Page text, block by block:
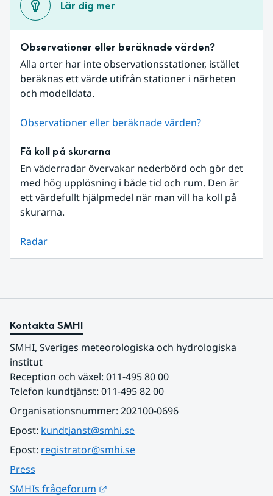
Lär dig mer
Observationer eller beräknade värden?
Alla orter har inte observationsstationer, istället
beräknas ett värde utifrån stationer i närheten
och modelldata.
Observationer eller beräknade värden?
Få koll på skurarna
En väderradar övervakar nederbörd och gör det
med hög upplösning i både tid och rum. Den är
ett värdefullt hjälpmedel när man vill ha koll på
skurarna.
Radar
Kontakta SMHI
SMHI, Sveriges meteorologiska och hydrologiska
institut
Reception och växel: 011-495 80 00
Telefon kundtjänst: 011-495 82 00
Organisationsnummer: 202100-0696
Epost: kundtjanst@smhi.se
Epost: registrator@smhi.se
Press
SMHIs frågeforum